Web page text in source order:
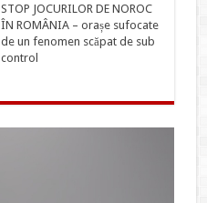
STOP JOCURILOR DE NOROC
ÎN ROMÂNIA – orașe sufocate
de un fenomen scăpat de sub
control